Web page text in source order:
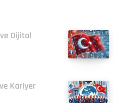
Dijital
Kariyer